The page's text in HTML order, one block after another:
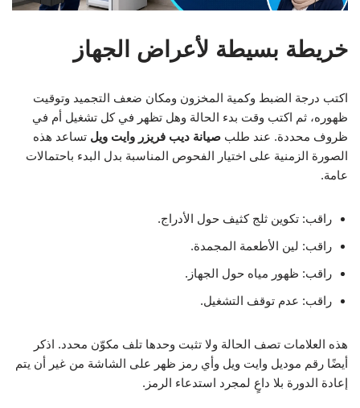
خريطة بسيطة لأعراض الجهاز
اكتب درجة الضبط وكمية المخزون ومكان ضعف التجميد وتوقيت
ظهوره، ثم اكتب وقت بدء الحالة وهل تظهر في كل تشغيل أم في
ظروف محددة. عند طلب صيانة ديب فريزر وايت ويل تساعد هذه
الصورة الزمنية على اختيار الفحوص المناسبة بدل البدء باحتمالات
عامة.
راقب: تكوين ثلج كثيف حول الأدراج.
راقب: لين الأطعمة المجمدة.
راقب: ظهور مياه حول الجهاز.
راقب: عدم توقف التشغيل.
هذه العلامات تصف الحالة ولا تثبت وحدها تلف مكوّن محدد. اذكر
أيضًا رقم موديل وايت ويل وأي رمز ظهر على الشاشة من غير أن يتم
إعادة الدورة بلا داعٍ لمجرد استدعاء الرمز.